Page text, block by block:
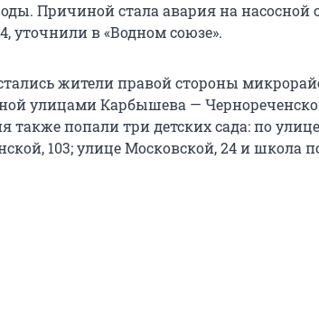
Причиной стала авария на насосной
уточнили в «Водном союзе».
жители правой стороны
улицами Карбышева —
также попали три детских сада: по
103; улице Московской, 24 и школа